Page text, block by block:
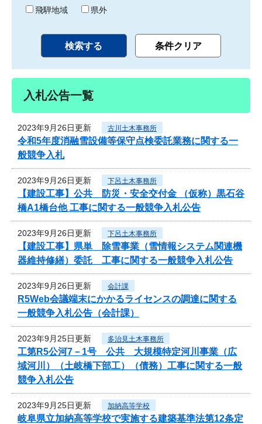
飛騨地域
県外
入札公告一覧
2023年9月26日更新 古川土木事務所
令和5年度消融雪設備等保守点検委託業務に関する一
般競争入札
2023年9月26日更新 下呂土木事務所
【建設工事】公共 防災・安全交付金 （仮称）黒石谷
橋A1橋台他 工事に関する一般競争入札公告
2023年9月26日更新 下呂土木事務所
【建設工事】県単 除雪事業（雪情報システム関連機
器維持修繕）委託 工事に関する一般競争入札公告
2023年9月26日更新 会計課
R5Web会議端末にかかるライセンスの調達に関する
一般競争入札公告（会計課）
2023年9月25日更新 多治見土木事務所
工第R5公河7－1号 公共 大規模特定河川事業（広
域河川）（土岐橋下部工）（債務）工事に関する一般
競争入札公告
2023年9月25日更新 加納高等学校
岐阜県立加納高等学校で実施する建築基準法第12条定